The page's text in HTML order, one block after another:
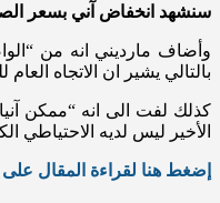
سنشهد انخفاض آني بسعر
وأضاف مارديني انه من
بالتالي يشير ان الاتجاه العام للدولار هو
كذلك لفت الى انه “ممكن
الأخير ليس لديه
إضغط هنا لقراءة المقال